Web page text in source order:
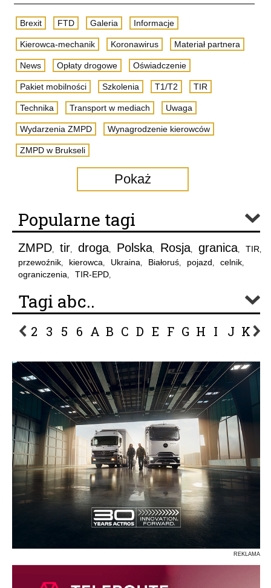
Brexit FTD Galeria Informacje
Kierowca-mechanik Koronawirus Materiał partnera
News Opłaty drogowe Oświadczenie
Pakiet mobilności Szkolenia T1/T2 TIR
Technika Transport w mediach Uwaga
Wydarzenia ZMPD Wynagrodzenie kierowców
ZMPD w Brukseli
Pokaż
Popularne tagi
ZMPD, tir, droga, Polska, Rosja, granica, TIR,
przewoźnik, kierowca, Ukraina, Białoruś, pojazd, celnik,
ograniczenia, TIR-EPD,
Tagi abc..
2 3 5 6 A B C D E F G H I J K L
REKLAMA